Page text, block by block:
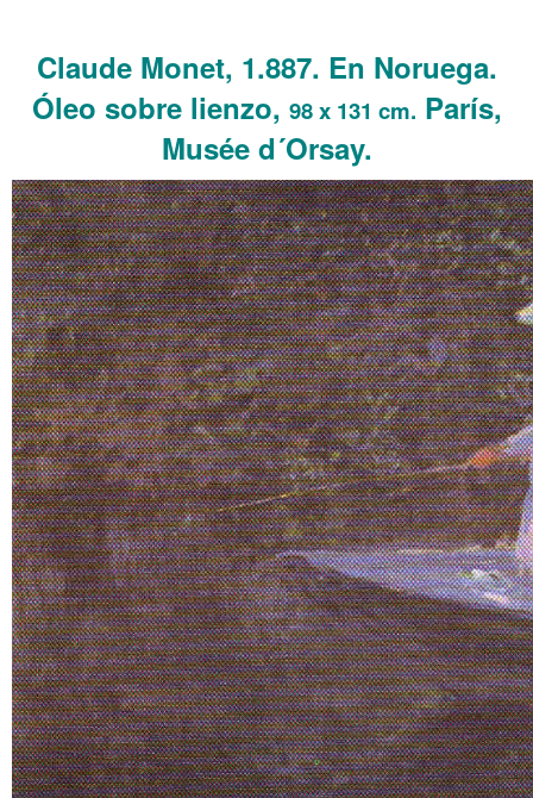
Claude Monet, 1.887. En Noruega.
Óleo sobre lienzo, 98 x 131 cm. París,
Musée d´Orsay.